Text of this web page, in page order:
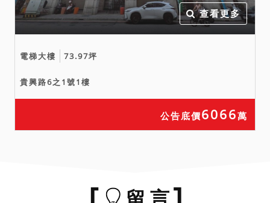
查看更多
電梯大樓 73.97坪
貴興路6之1號1樓
公告底價6066萬
留 言